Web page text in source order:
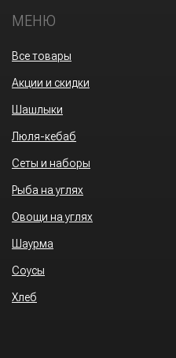
МЕНЮ
Рыба на углях
Люля-кебаб
Акции и скидки
Шашлыки
Сеты и наборы
Соусы
Шаурма
Овощи на углях
Хлеб
Все товары